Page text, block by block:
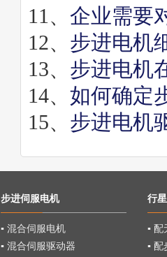
11、 企业需要
12、 步进电机
13、 步进电机
14、 如何确定
15、 步进电机
步进伺服电机
▪ 混合伺服电机
▪ 混合伺服驱动器
行
▪ 配
▪ 配